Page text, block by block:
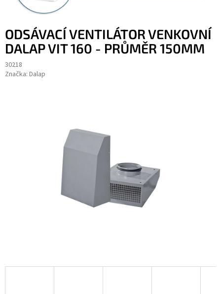
ODSÁVACÍ VENTILÁTOR VENKOVNÍ
DALAP VIT 160 - PRŮMĚR 150MM
30218
Značka: Dalap